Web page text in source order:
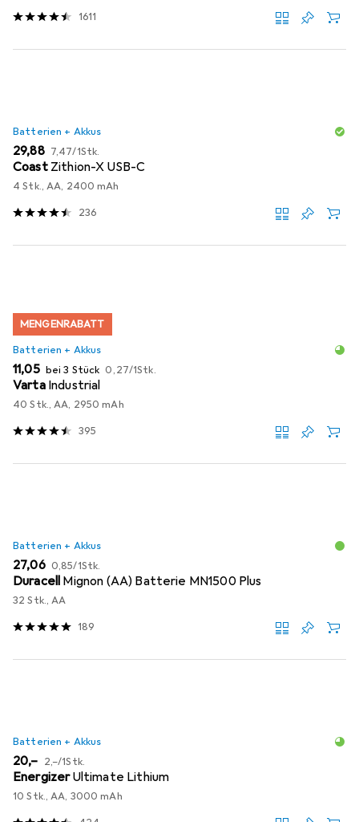
1611
Batterien + Akkus
EUR
29,88 EUR
7,47/1Stk.
Coast Zithion-X USB-C
4 Stk., AA, 2400 mAh
236
MENGENRABATT
Batterien + Akkus
EUR
11,05 bei 3 Stück EUR
0,27/1Stk.
Varta Industrial
40 Stk., AA, 2950 mAh
395
Batterien + Akkus
EUR
27,06 EUR
0,85/1Stk.
Duracell Mignon (AA) Batterie MN1500 Plus
32 Stk., AA
189
Batterien + Akkus
EUR
20,– EUR
2,–/1Stk.
EnergizerUltimate Lithium
10 Stk., AA, 3000 mAh